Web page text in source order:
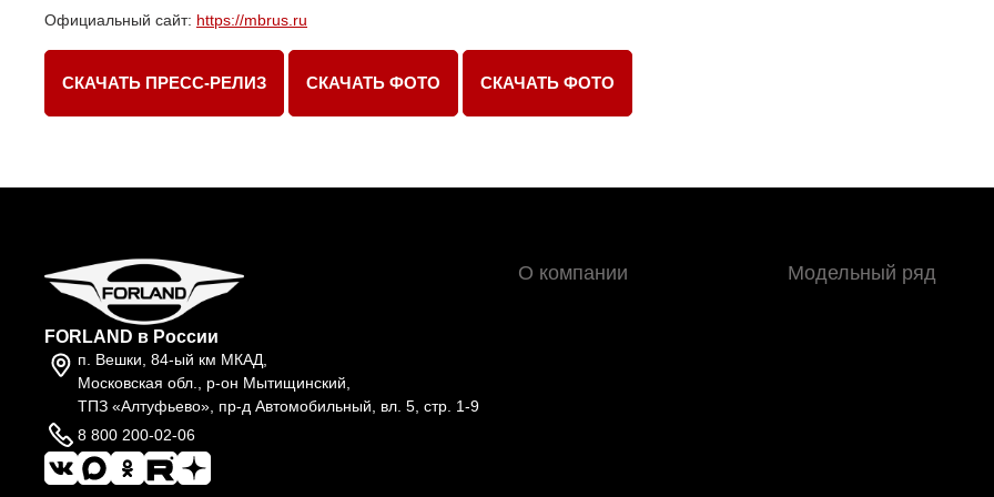
Официальный сайт: https://mbrus.ru
СКАЧАТЬ ПРЕСС-РЕЛИЗ СКАЧАТЬ ФОТО СКАЧАТЬ ФОТО
FORLAND в России
п. Вешки, 84-ый км МКАД,
Московская обл., р-он Мытищинский,
ТПЗ «Алтуфьево», пр-д Автомобильный, вл. 5, стр. 1-9
8 800 200-02-06
О компании Модельный ряд